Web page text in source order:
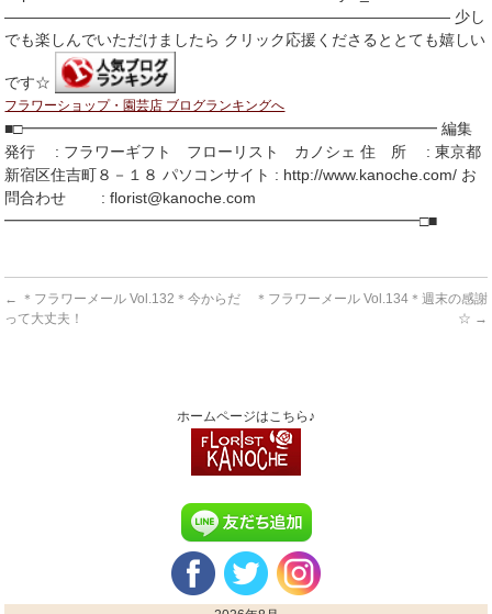
――――――――――――――――――――――――――――― 少し
でも楽しんでいただけましたら クリック応援くださるととても嬉しい
です☆
フラワーショップ・園芸店 ブログランキングへ
■□━━━━━━━━━━━━━━━━━━━━━━━━━━━ 編集
発行 : フラワーギフト フローリスト カノシェ 住 所 : 東京都
新宿区住吉町８－１８ パソコンサイト : http://www.kanoche.com/ お
問合わせ : florist@kanoche.com
━━━━━━━━━━━━━━━━━━━━━━━━━━━□■
← ＊フラワーメール Vol.132＊今からだ
って大丈夫！
＊フラワーメール Vol.134＊週末の感謝
☆ →
ホームページはこちら♪